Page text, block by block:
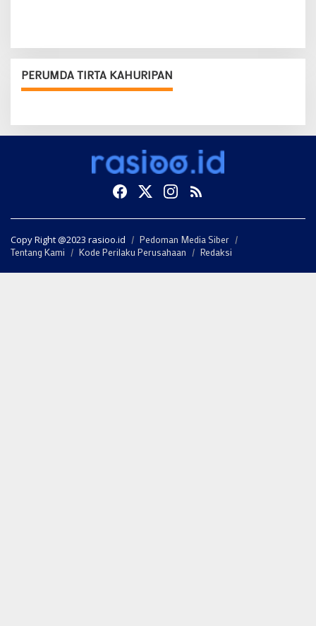
PERUMDA TIRTA KAHURIPAN
Copy Right @2023 rasioo.id
Pedoman Media Siber
Tentang Kami
Kode Perilaku Perusahaan Redaksi